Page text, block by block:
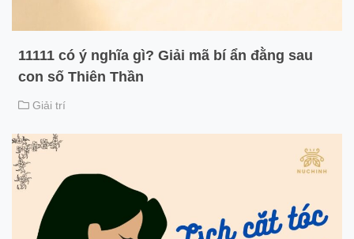
11111 có ý nghĩa gì? Giải mã bí ẩn đằng sau
con số Thiên Thần
Giải trí